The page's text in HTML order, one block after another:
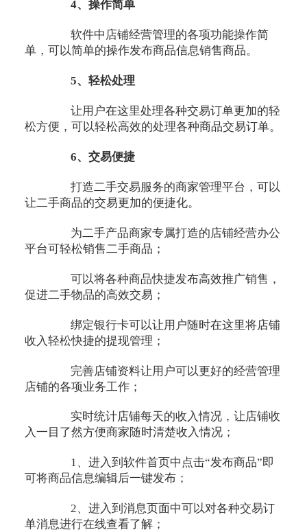
4、操作简单
软件中店铺经营管理的各项功能操作简
单，可以简单的操作发布商品信息销售商品。
5、轻松处理
让用户在这里处理各种交易订单更加的轻
松方便，可以轻松高效的处理各种商品交易订单。
6、交易便捷
打造二手交易服务的商家管理平台，可以
让二手商品的交易更加的便捷化。
为二手产品商家专属打造的店铺经营办公
平台可轻松销售二手商品；
可以将各种商品快捷发布高效推广销售，
促进二手物品的高效交易；
绑定银行卡可以让用户随时在这里将店铺
收入轻松快捷的提现管理；
完善店铺资料让用户可以更好的经营管理
店铺的各项业务工作；
实时统计店铺每天的收入情况，让店铺收
入一目了然方便商家随时清楚收入情况；
1、进入到软件首页中点击“发布商品”即
可将商品信息编辑后一键发布；
2、进入到消息页面中可以对各种交易订
单消息进行在线查看了解；